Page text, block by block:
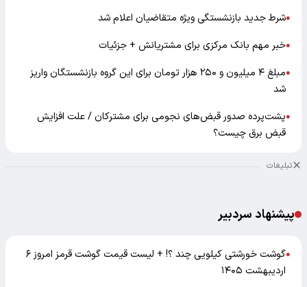
●شرط جدید بازنشستگی ویژه متقاضیان اعلام شد
●خبر مهم بانک مرکزی برای مشتریانش + جزئیات
●
مبلغ ۴ میلیون و ۲۵۰ هزار تومان برای این گروه بازنشستگان واریز
شد
●پشت‌پرده صدور قبض‌های نجومی برای مشترکان / علت افزایش
قبض برق چیست؟
تبلیغات
پیشنهاد سردبیر
●
گوشت خورشتی کیلویی چند ؟! + لیست قیمت گوشت قرمز امروز ۶
اردیبهشت ۱۴۰۵